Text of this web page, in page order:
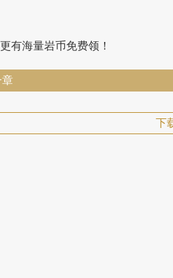
有海量岩币免费领！
章
下